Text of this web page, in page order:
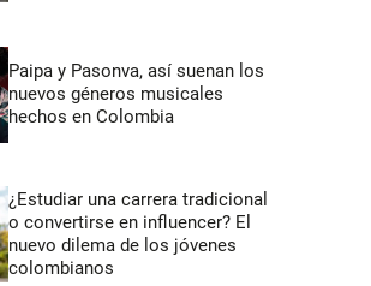
Paipa y Pasonva, así suenan los
nuevos géneros musicales
hechos en Colombia
¿Estudiar una carrera tradicional
o convertirse en influencer? El
nuevo dilema de los jóvenes
colombianos